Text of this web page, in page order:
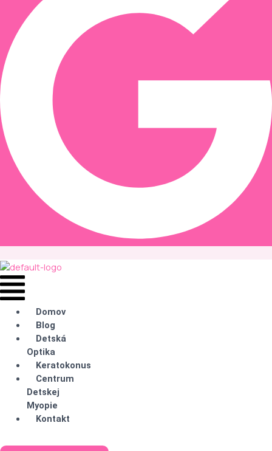
Domov
Blog
Detská
Optika
Keratokonus
Centrum
Detskej
Myopie
Kontakt